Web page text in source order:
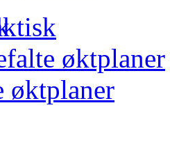
øktplaner
øktplaner